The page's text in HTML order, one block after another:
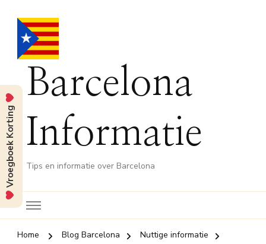
Barcelona
Informatie
Tips en informatie over Barcelona
Home Blog Barcelona
Nuttige informatie
Vroegboek Korting